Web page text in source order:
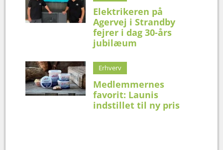
Elektrikeren på
Agervej i Strandby
fejrer i dag 30-års
jubilæum
Erhverv
Medlemmernes
favorit: Launis
indstillet til ny pris